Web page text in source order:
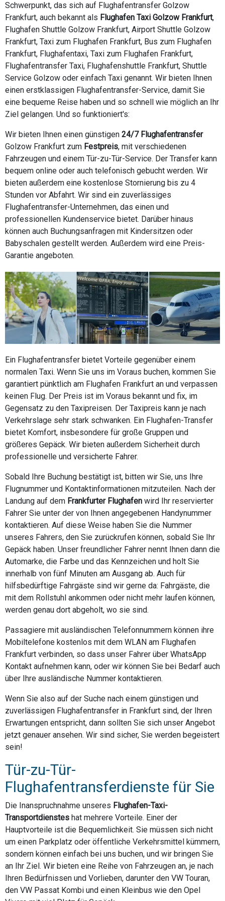
Schwerpunkt, das sich auf Flughafentransfer Golzow
Frankfurt, auch bekannt als Flughafen Taxi Golzow Frankfurt,
Flughafen Shuttle Golzow Frankfurt, Airport Shuttle Golzow
Frankfurt, Taxi zum Flughafen Frankfurt, Bus zum Flughafen
Frankfurt, Flughafentaxi, Taxi zum Flughafen Frankfurt,
Flughafentransfer Taxi, Flughafenshuttle Frankfurt, Shuttle
Service Golzow oder einfach Taxi genannt. Wir bieten Ihnen
einen erstklassigen Flughafentransfer-Service, damit Sie
eine bequeme Reise haben und so schnell wie möglich an Ihr
Ziel gelangen. Und so funktioniert's:
Wir bieten Ihnen einen günstigen 24/7 Flughafentransfer
Golzow Frankfurt zum Festpreis, mit verschiedenen
Fahrzeugen und einem Tür-zu-Tür-Service. Der Transfer kann
bequem online oder auch telefonisch gebucht werden. Wir
bieten außerdem eine kostenlose Stornierung bis zu 4
Stunden vor Abfahrt. Wir sind ein zuverlässiges
Flughafentransfer-Unternehmen, das einen und
professionellen Kundenservice bietet. Darüber hinaus
können auch Buchungsanfragen mit Kindersitzen oder
Babyschalen gestellt werden. Außerdem wird eine Preis-
Garantie angeboten.
Ein Flughafentransfer bietet Vorteile gegenüber einem
normalen Taxi. Wenn Sie uns im Voraus buchen, kommen Sie
garantiert pünktlich am Flughafen Frankfurt an und verpassen
keinen Flug. Der Preis ist im Voraus bekannt und fix, im
Gegensatz zu den Taxipreisen. Der Taxipreis kann je nach
Verkehrslage sehr stark schwanken. Ein Flughafen-Transfer
bietet Komfort, insbesondere für große Gruppen und
größeres Gepäck. Wir bieten außerdem Sicherheit durch
professionelle und versicherte Fahrer.
Sobald Ihre Buchung bestätigt ist, bitten wir Sie, uns Ihre
Flugnummer und Kontaktinformationen mitzuteilen. Nach der
Landung auf dem Frankfurter Flughafen wird Ihr reservierter
Fahrer Sie unter der von Ihnen angegebenen Handynummer
kontaktieren. Auf diese Weise haben Sie die Nummer
unseres Fahrers, den Sie zurückrufen können, sobald Sie Ihr
Gepäck haben. Unser freundlicher Fahrer nennt Ihnen dann die
Automarke, die Farbe und das Kennzeichen und holt Sie
innerhalb von fünf Minuten am Ausgang ab. Auch für
hilfsbedürftige Fahrgäste sind wir gerne da: Fahrgäste, die
mit dem Rollstuhl ankommen oder nicht mehr laufen können,
werden genau dort abgeholt, wo sie sind.
Passagiere mit ausländischen Telefonnummern können ihre
Mobiltelefone kostenlos mit dem WLAN am Flughafen
Frankfurt verbinden, so dass unser Fahrer über WhatsApp
Kontakt aufnehmen kann, oder wir können Sie bei Bedarf auch
über Ihre ausländische Nummer kontaktieren.
Wenn Sie also auf der Suche nach einem günstigen und
zuverlässigen Flughafentransfer in Frankfurt sind, der Ihren
Erwartungen entspricht, dann sollten Sie sich unser Angebot
jetzt genauer ansehen. Wir sind sicher, Sie werden begeistert
sein!
Tür-zu-Tür-
Flughafentransferdienste für Sie
Die Inanspruchnahme unseres Flughafen-Taxi-
Transportdienstes hat mehrere Vorteile. Einer der
Hauptvorteile ist die Bequemlichkeit. Sie müssen sich nicht
um einen Parkplatz oder öffentliche Verkehrsmittel kümmern,
sondern können einfach bei uns buchen, und wir bringen Sie
an Ihr Ziel. Wir bieten eine Reihe von Fahrzeugen an, je nach
Ihren Bedürfnissen und Vorlieben, darunter den VW Touran,
den VW Passat Kombi und einen Kleinbus wie den Opel